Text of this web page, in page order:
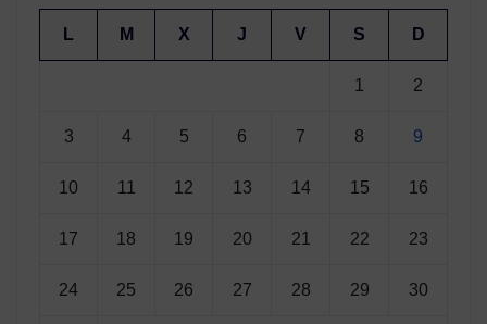
L M X J V S D
1 2
3 4 5 6 7 8 9
10 11 12 13 14 15 16
17 18 19 20 21 22 23
24 25 26 27 28 29 30